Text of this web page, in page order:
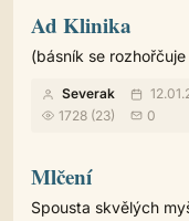
Ad Klinika
(básník se
Severak
1728 (23)
0
Mlčení
Spousta skvělých